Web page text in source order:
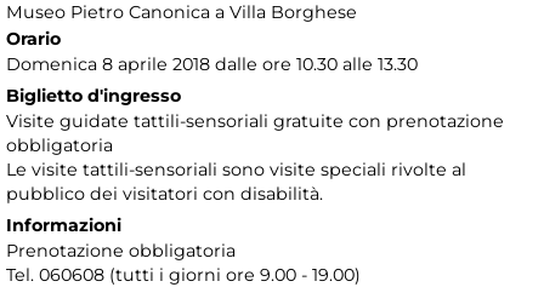
Museo Pietro Canonica a Villa Borghese
Orario
Domenica 8 aprile 2018 dalle ore 10.30 alle 13.30
Biglietto d'ingresso
Visite guidate tattili-sensoriali gratuite con prenotazione
obbligatoria
Le visite tattili-sensoriali sono visite speciali rivolte al
pubblico dei visitatori con disabilità.
Informazioni
Prenotazione obbligatoria
Tel. 060608 (tutti i giorni ore 9.00 - 19.00)